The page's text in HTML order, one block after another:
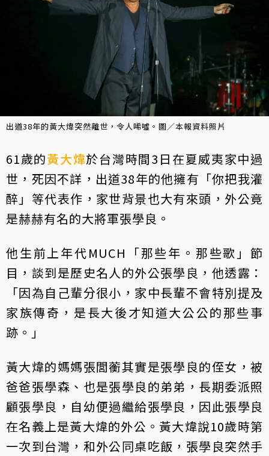
出道38年的黃大煒突然離世，令人唏噓。圖／本報資料照片
61歲的黃大煒於台灣時間3日在夏威夷家中過
世，死因不詳，出道38年的他擁有「你把我灌
醉」等代表作，家世背景也大有來頭，外公竟
是赫赫有名的大將軍張學良。
他生前上年代MUCH「那些年。那些歌」節
目，談到是歷史名人的外公張學良，他透露：
「因為自己輩分很小，家中長輩不會特別提及
家族傳奇，是長大後才知道大公公的那些事
跡。」
黃大煒的媽媽張閭蘅其實是張學良的侄女，被
爸爸張學森、也是張學良的弟弟，長期委派照
顧張學良，自幼便過繼給張學良，因此張學良
在名義上是黃大煒的外公。黃大煒說10歲時第
一次到台灣，和外公同桌吃飯，張學良突然手